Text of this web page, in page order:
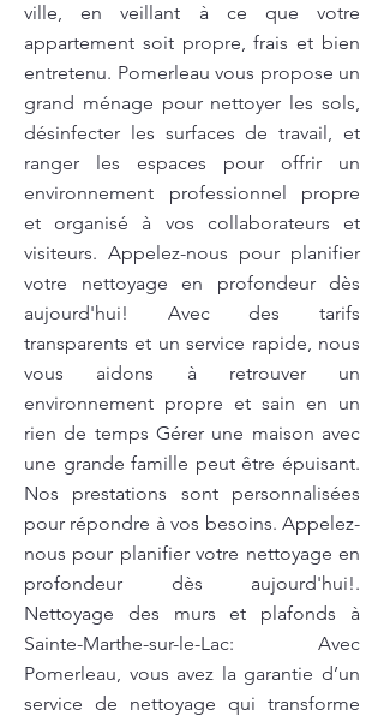
ville, en veillant à ce que votre
appartement soit propre, frais et bien
entretenu. Pomerleau vous propose un
grand ménage pour nettoyer les sols,
désinfecter les surfaces de travail, et
ranger les espaces pour offrir un
environnement professionnel propre
et organisé à vos collaborateurs et
visiteurs. Appelez-nous pour planifier
votre nettoyage en profondeur dès
aujourd'hui! Avec des tarifs
transparents et un service rapide, nous
vous aidons à retrouver un
environnement propre et sain en un
rien de temps Gérer une maison avec
une grande famille peut être épuisant.
Nos prestations sont personnalisées
pour répondre à vos besoins. Appelez-
nous pour planifier votre nettoyage en
profondeur dès aujourd'hui!.
Nettoyage des murs et plafonds à
Sainte-Marthe-sur-le-Lac: Avec
Pomerleau, vous avez la garantie d’un
service de nettoyage qui transforme